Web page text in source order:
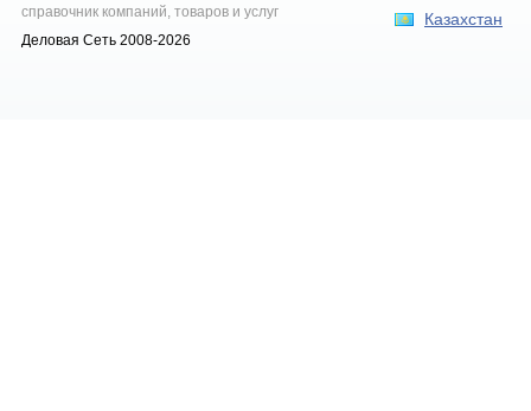
Казахстан
справочник компаний, товаров и услуг
Деловая Сеть 2008-2026